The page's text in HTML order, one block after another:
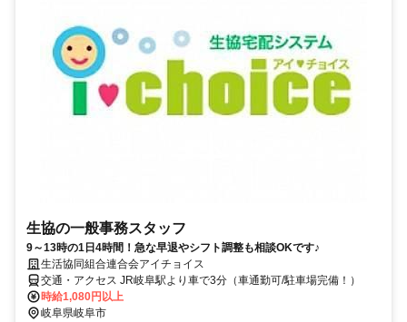
生協の一般事務スタッフ
9～13時の1日4時間！急な早退やシフト調整も相談OKです♪
生活協同組合連合会アイチョイス
交通・アクセス JR岐阜駅より車で3分（車通勤可/駐車場完備！）
時給1,080円以上
岐阜県岐阜市